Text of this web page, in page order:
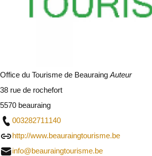
Office du Tourisme de Beauraing Auteur
38 rue de rochefort
5570 beauraing
003282711140
http://www.beauraingtourisme.be
info@beauraingtourisme.be